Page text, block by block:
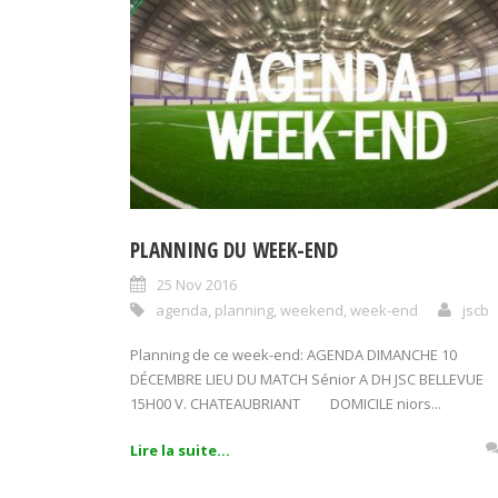
PLANNING DU WEEK-END
25 Nov 2016
agenda planning weekend week-end jscb
Planning de ce week-end: AGENDA DIMANCHE 10
DÉCEMBRE LIEU DU MATCH Sénior A DH JSC BELLEVUE
15H00 V. CHATEAUBRIANT DOMICILE niors...
Lire la suite...